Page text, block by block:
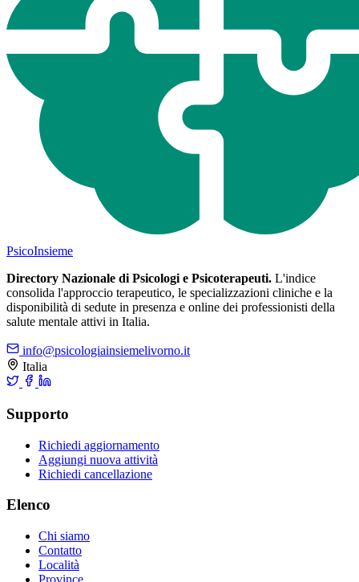
PsicoInsieme
Directory Nazionale di Psicologi e Psicoterapeuti. L'indice
consolida l'approccio terapeutico, le specializzazioni cliniche e la
disponibilità di sedute in presenza e online dei professionisti della
salute mentale attivi in Italia.
info@psicologiainsiemelivorno.it
Italia
Supporto
Richiedi aggiornamento
Aggiungi nuova attività
Richiedi cancellazione
Elenco
Chi siamo
Contatto
Località
Province